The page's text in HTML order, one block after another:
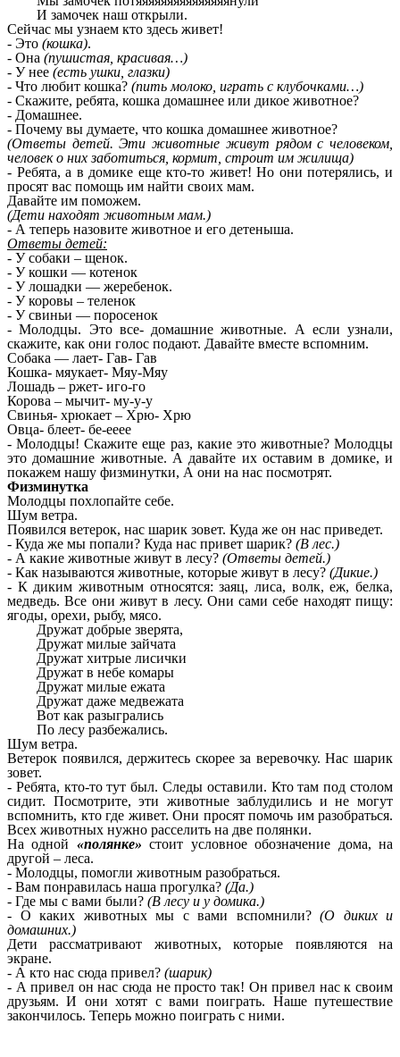
И замочек наш открыли.
Сейчас мы узнаем кто здесь живет!
- Это (кошка).
- Она (пушистая, красивая…)
- У нее (есть ушки, глазки)
- Что любит кошка? (пить молоко, играть с клубочками…)
- Скажите, ребята, кошка домашнее или дикое животное?
- Домашнее.
- Почему вы думаете, что кошка домашнее животное?
(Ответы детей. Эти животные живут рядом с человеком,
человек о них заботиться, кормит, строит им жилища)
- Ребята, а в домике еще кто-то живет! Но они потерялись, и
просят вас помощь им найти своих мам.
Давайте им поможем.
(Дети находят животным мам.)
- А теперь назовите животное и его детеныша.
Ответы детей:
- У собаки – щенок.
- У кошки — котенок
- У лошадки — жеребенок.
- У коровы – теленок
- У свиньи — поросенок
- Молодцы. Это все- домашние животные. А если узнали,
скажите, как они голос подают. Давайте вместе вспомним.
Собака — лает- Гав- Гав
Кошка- мяукает- Мяу-Мяу
Лошадь – ржет- иго-го
Корова – мычит- му-у-у
Свинья- хрюкает – Хрю- Хрю
Овца- блеет- бе-ееее
- Молодцы! Скажите еще раз, какие это животные? Молодцы
это домашние животные. А давайте их оставим в домике, и
покажем нашу физминутки, А они на нас посмотрят.
Физминутка
Молодцы похлопайте себе.
Шум ветра.
Появился ветерок, нас шарик зовет. Куда же он нас приведет.
- Куда же мы попали? Куда нас привет шарик? (В лес.)
- А какие животные живут в лесу? (Ответы детей.)
- Как называются животные, которые живут в лесу? (Дикие.)
- К диким животным относятся: заяц, лиса, волк, еж, белка,
медведь. Все они живут в лесу. Они сами себе находят пищу:
ягоды, орехи, рыбу, мясо.
Дружат добрые зверята,
Дружат милые зайчата
Дружат хитрые лисички
Дружат в небе комары
Дружат милые ежата
Дружат даже медвежата
Вот как разыгрались
По лесу разбежались.
Шум ветра.
Ветерок появился, держитесь скорее за веревочку. Нас шарик
зовет.
- Ребята, кто-то тут был. Следы оставили. Кто там под столом
сидит. Посмотрите, эти животные заблудились и не могут
вспомнить, кто где живет. Они просят помочь им разобраться.
Всех животных нужно расселить на две полянки.
На одной «полянке» стоит условное обозначение дома, на
другой – леса.
- Молодцы, помогли животным разобраться.
- Вам понравилась наша прогулка? (Да.)
- Где мы с вами были? (В лесу и у домика.)
- О каких животных мы с вами вспомнили? (О диких и
домашних.)
Дети рассматривают животных, которые появляются на
экране.
- А кто нас сюда привел? (шарик)
- А привел он нас сюда не просто так! Он привел нас к своим
друзьям. И они хотят с вами поиграть. Наше путешествие
закончилось. Теперь можно поиграть с ними.